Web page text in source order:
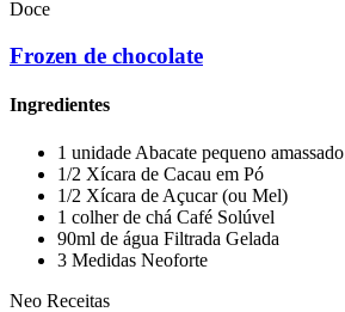
Doce
Frozen de chocolate
Ingredientes
1 unidade Abacate pequeno amassado
1/2 Xícara de Cacau em Pó
1/2 Xícara de Açucar (ou Mel)
1 colher de chá Café Solúvel
90ml de água Filtrada Gelada
3 Medidas Neoforte
Neo Receitas